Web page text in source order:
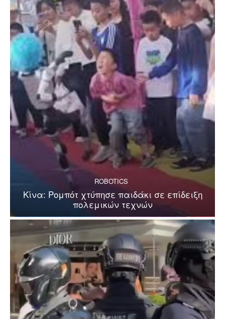
ROBOTICS
Κίνα: Ρομπότ χτύπησε παιδάκι σε επίδειξη
πολεμικών τεχνών